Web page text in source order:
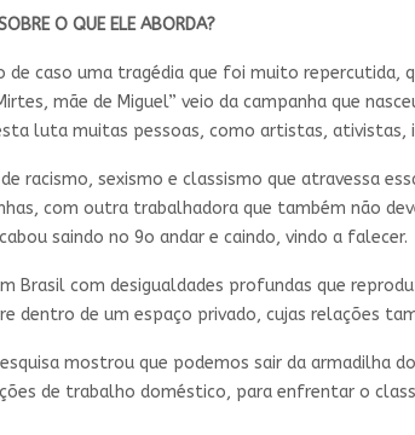
O QUE ELE ABORDA?
caso uma tragédia que foi muito repercutida,
mãe de Miguel” veio da campanha que
luta muitas pessoas, como artistas, ativistas,
sexismo e classismo que atravessa
com outra trabalhadora que também não
saindo no 9o andar e caindo, vindo a falecer.
Brasil com desigualdades profundas que
de um espaço privado, cujas relações
mostrou que podemos sair da armadilha
de trabalho doméstico, para enfrentar o